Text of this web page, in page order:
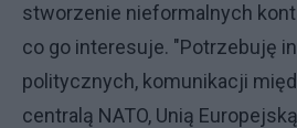
stworzenie nieformalnych
co go interesuje. "Potrzebuję
politycznych, komunikacji
centralą NATO, Unią